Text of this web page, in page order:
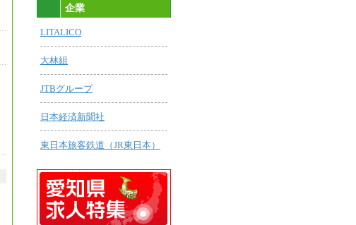
企業
LITALICO
大林組
JTBグループ
日本経済新聞社
東日本旅客鉄道（JR東日本）